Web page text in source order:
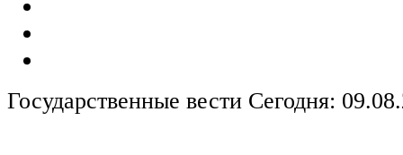
Государственные вести Сегодня: